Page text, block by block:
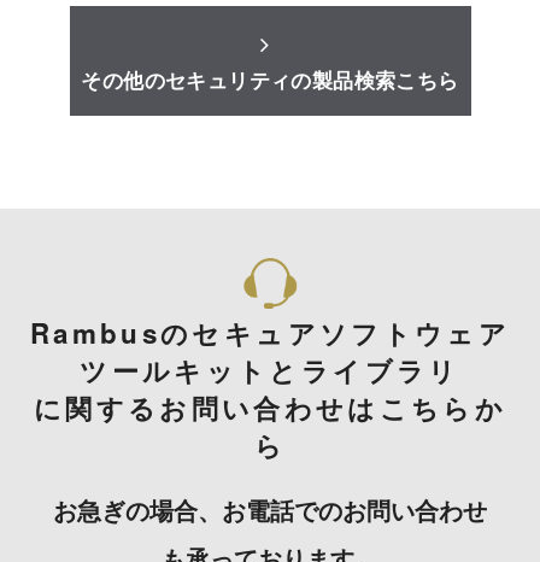
その他のセキュリティの製品検索こちら
Rambusのセキュアソフトウェア
ツールキットとライブラリ
に関するお問い合わせはこちらか
ら
お急ぎの場合、お電話でのお問い合わせ